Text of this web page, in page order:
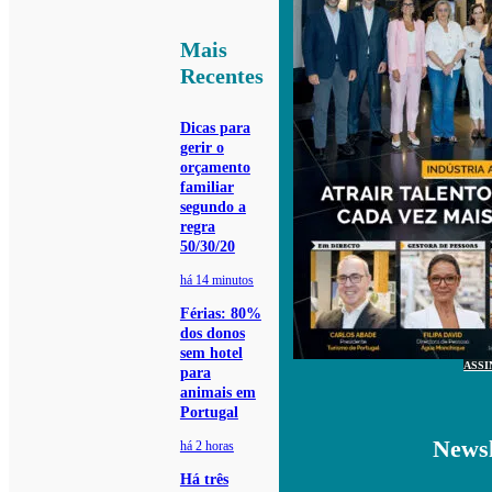
Mais
Recentes
Dicas para
gerir o
orçamento
familiar
segundo a
regra
50/30/20
há 14 minutos
Férias: 80%
dos donos
sem hotel
para
animais em
Portugal
há 2 horas
Há três